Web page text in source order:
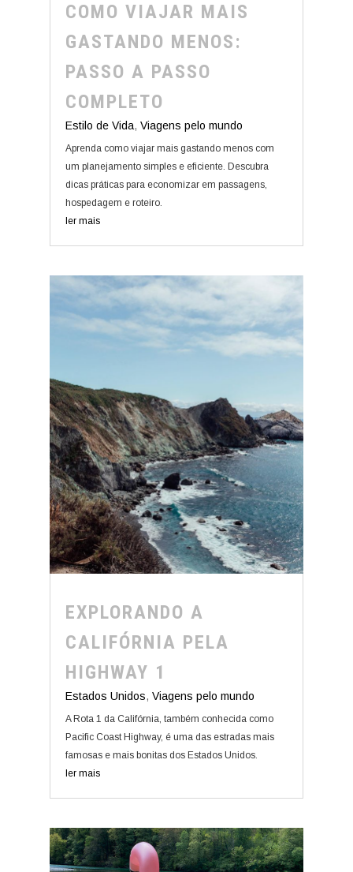
COMO VIAJAR MAIS
GASTANDO MENOS:
PASSO A PASSO
COMPLETO
Estilo de Vida, Viagens pelo mundo
Aprenda como viajar mais gastando menos com
um planejamento simples e eficiente. Descubra
dicas práticas para economizar em passagens,
hospedagem e roteiro.
ler mais
EXPLORANDO A
CALIFÓRNIA PELA
HIGHWAY 1
Estados Unidos, Viagens pelo mundo
A Rota 1 da Califórnia, também conhecida como
Pacific Coast Highway, é uma das estradas mais
famosas e mais bonitas dos Estados Unidos.
ler mais